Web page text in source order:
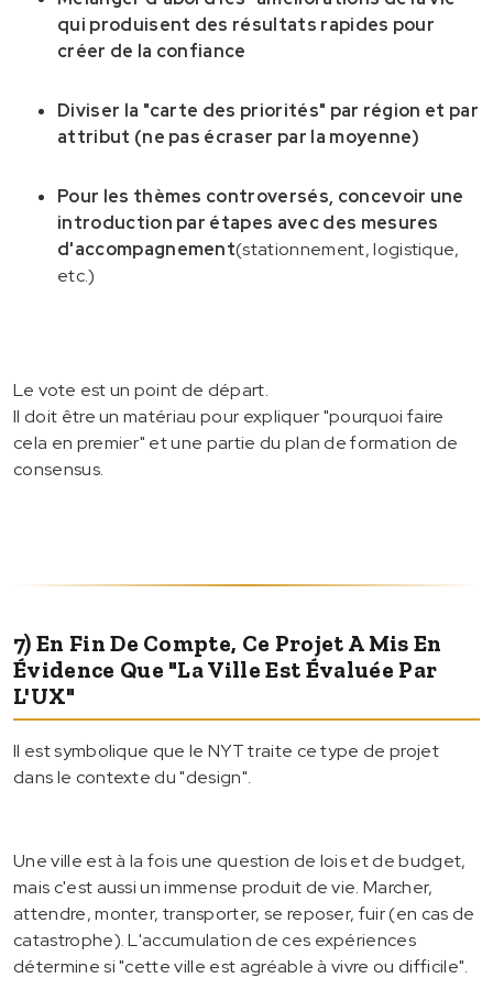
qui produisent des résultats rapides pour
créer de la confiance
Diviser la "carte des priorités" par région et par
attribut (ne pas écraser par la moyenne)
Pour les thèmes controversés, concevoir une
introduction par étapes avec des mesures
d'accompagnement(stationnement, logistique,
etc.)
Le vote est un point de départ.
Il doit être un matériau pour expliquer "pourquoi faire
cela en premier" et une partie du plan de formation de
consensus.
7) En Fin De Compte, Ce Projet A Mis En
Évidence Que "la Ville Est Évaluée Par
L'UX"
Il est symbolique que le NYT traite ce type de projet
dans le contexte du "design".
Une ville est à la fois une question de lois et de budget,
mais c'est aussi un immense produit de vie. Marcher,
attendre, monter, transporter, se reposer, fuir (en cas de
catastrophe). L'accumulation de ces expériences
détermine si "cette ville est agréable à vivre ou difficile".